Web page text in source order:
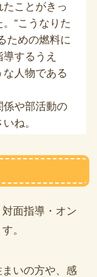
たことがきっ
”こうなりた
ための燃料に
するうえ
人物である
係や部活動の
ね。
面指導・オン
。
いの方や、感